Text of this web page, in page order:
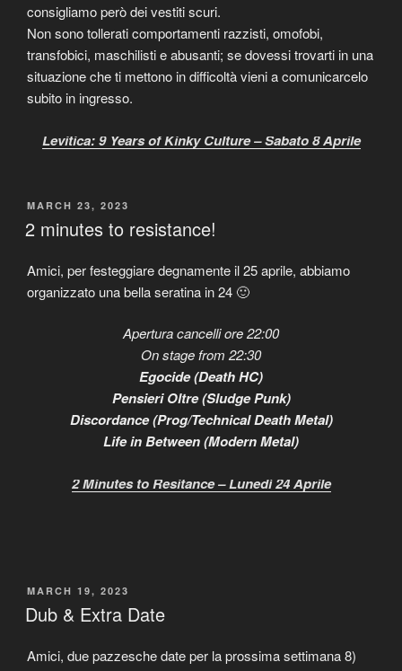
consigliamo però dei vestiti scuri.
Non sono tollerati comportamenti razzisti, omofobi,
transfobici, maschilisti e abusanti; se dovessi trovarti in una
situazione che ti mettono in difficoltà vieni a comunicarcelo
subito in ingresso.
Levitica: 9 Years of Kinky Culture – Sabato 8 Aprile
POSTED
ON
MARCH 23, 2023
2 minutes to resistance!
Amici, per festeggiare degnamente il 25 aprile, abbiamo
organizzato una bella seratina in 24 🙂
Apertura cancelli ore 22:00
On stage from 22:30
Egocide (Death HC)
Pensieri Oltre (Sludge Punk)
Discordance (Prog/Technical Death Metal)
Life in Between (Modern Metal)
2 Minutes to Resitance – Lunedì 24 Aprile
POSTED
ON
MARCH 19, 2023
Dub & Extra Date
Amici, due pazzesche date per la prossima settimana 8)